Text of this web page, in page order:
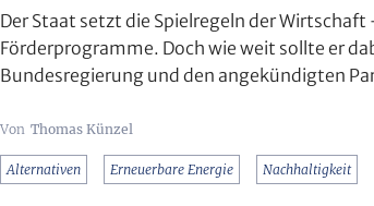
Der Staat setzt die Spielregeln der
Förderprogramme. Doch wie weit sollte er
Bundesregierung und den angekündigten
Thomas Künzel
Alternativen Erneuerbare Energie Nachhaltigkeit